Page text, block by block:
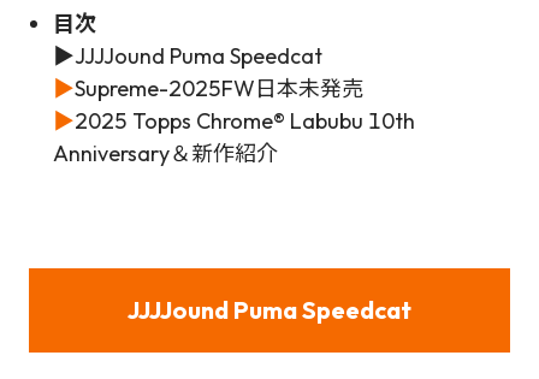
目次
▶JJJJound Puma Speedcat
▶Supreme-2025FW日本未発売
▶2025 Topps Chrome® Labubu 10th
Anniversary＆新作紹介
JJJJound Puma Speedcat